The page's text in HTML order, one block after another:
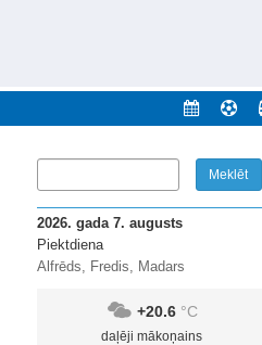
novadu un apkārtējos novadus un pilsētas.
2026. gada 7. augusts
Piektdiena
Alfrēds, Fredis, Madars
+20.6 °C
daļēji mākoņains